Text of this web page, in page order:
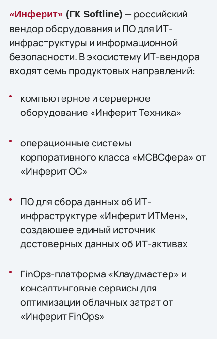
«Инферит»(ГК Softline) — российский
вендор оборудования и ПО для ИТ-
инфраструктуры и информационной
безопасности. В экосистему ИТ-вендора
входят семь продуктовых направлений:
компьютерное и серверное
оборудование «Инферит Техника»
операционные системы
корпоративного класса «МСВСфера» от
«Инферит ОС»
ПО для сбора данных об ИТ-
инфраструктуре «Инферит ИТМен»,
создающее единый источник
достоверных данных об ИТ-активах
FinOps-платформа «Клаудмастер» и
консалтинговые сервисы для
оптимизации облачных затрат от
«Инферит FinOps»